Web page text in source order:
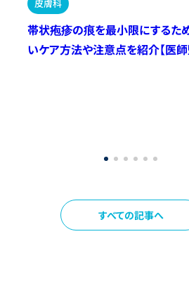
皮膚科
帯状疱疹の痕を最小限にするた
いケア方法や注意点を紹介【医師
すべての記事へ